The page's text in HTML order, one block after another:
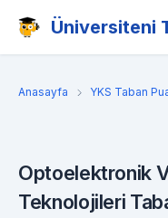
Üniversiteni
Anasayfa YKS Taban
Optoelektronik
Teknolojileri